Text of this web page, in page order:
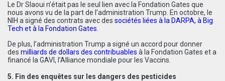
Le Dr Slaoui n’était pas le seul lien avec la Fondation Gates que
nous avons vu de la part de l’administration Trump. En octobre, le
NIH a signé des contrats avec des sociétés liées à la DARPA, à Big
Tech et à la Fondation Gates.
De plus, l’administration Trump a signé un accord pour donner
des milliards de dollars des contribuables à la Fondation Gates et a
financé la GAVI, l’Alliance mondiale pour les Vaccins.
5. Fin des enquêtes sur les dangers des pesticides